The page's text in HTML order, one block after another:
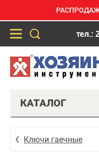
тел.:
КАТАЛОГ
Ключи гаечные